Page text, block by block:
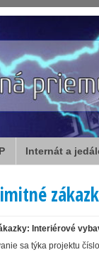
Internát a
Interiérové
sa týka projektu